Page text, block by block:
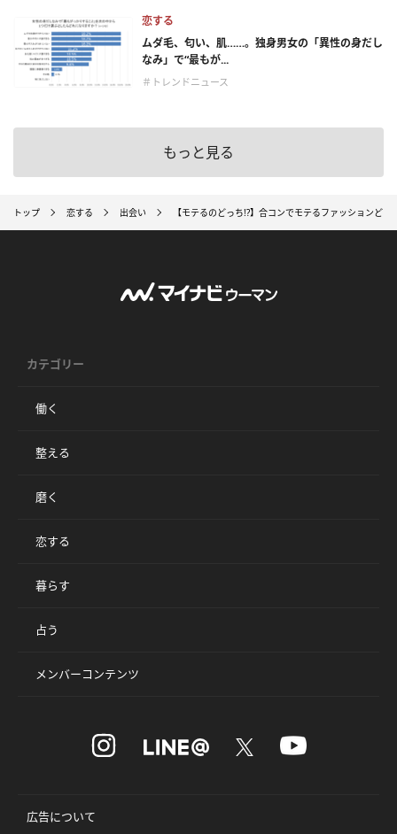
恋する
ムダ毛、匂い、肌……。独身男女の「異性の身だし
なみ」で“最もが...
＃トレンドニュース
もっと見る
トップ 恋する 出会い 【モテるのどっち!?】合コンでモテるファッションどっ
カテゴリー
働く
整える
磨く
恋する
暮らす
占う
メンバーコンテンツ
広告について